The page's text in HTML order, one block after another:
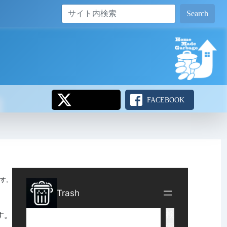
Search
FACEBOOK
。